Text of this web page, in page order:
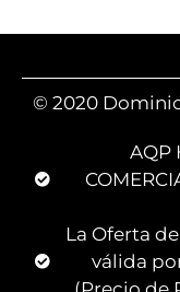
© 2020
AQP
La Oferta
válida